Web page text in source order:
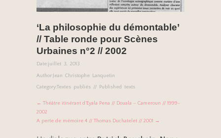
‘La philosophie du démontable’
// Table ronde pour Scènes
Urbaines n°2 // 2002
Date:juillet 3, 2013
Author:Jean Christophe Lanquetin
Category:Textes publiés // Published texts
← Théâtre itinérant d’Eyala Pena // Douala – Cameroun // 1999-
2002
A perte de mémoire 4 // Thomas Duchatelet // 2001 →